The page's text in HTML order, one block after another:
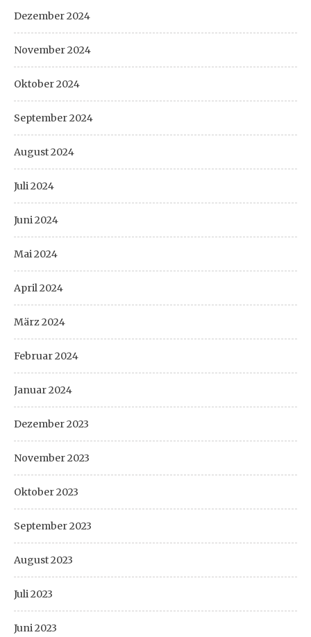
Dezember 2024
November 2024
Oktober 2024
September 2024
August 2024
Juli 2024
Juni 2024
Mai 2024
April 2024
März 2024
Februar 2024
Januar 2024
Dezember 2023
November 2023
Oktober 2023
September 2023
August 2023
Juli 2023
Juni 2023